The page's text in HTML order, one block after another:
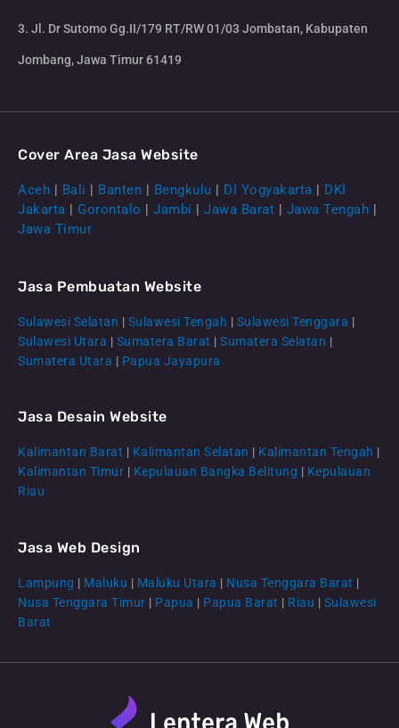
CS Lenteraweb
3. Jl. Dr Sutomo Gg.II/179 RT/RW 01/03 Jombatan, Kabupaten
Jombang, Jawa Timur 61419
Cover Area Jasa Website
Aceh | Bali | Banten | Bengkulu | DI Yogyakarta | DKI
Jakarta | Gorontalo | Jambi | Jawa Barat | Jawa Tengah |
Jawa Timur
Jasa Pembuatan Website
Sulawesi Selatan | Sulawesi Tengah | Sulawesi Tenggara |
Sulawesi Utara | Sumatera Barat | Sumatera Selatan |
Sumatera Utara | Papua Jayapura
Jasa Desain Website
Kalimantan Barat | Kalimantan Selatan | Kalimantan Tengah |
Kalimantan Timur | Kepulauan Bangka Belitung | Kepulauan
Riau
Jasa Web Design
Lampung | Maluku | Maluku Utara | Nusa Tenggara Barat |
Nusa Tenggara Timur | Papua | Papua Barat | Riau | Sulawesi
Barat